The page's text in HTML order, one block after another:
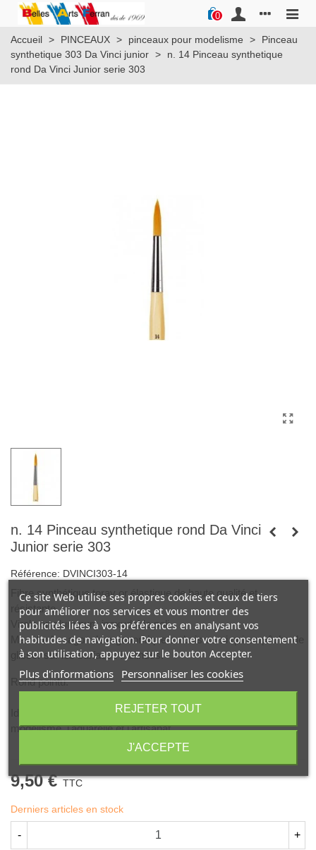
0
Accueil > PINCEAUX > pinceaux pour modelisme >
Pinceau
synthetique 303 Da Vinci junior >
n. 14 Pinceau synthetique
rond Da Vinci Junior serie 303
n. 14 Pinceau synthetique rond Da Vinci
Junior serie 303
Référence: DVINCI303-14
Fibre synthétique toray or élastique de haute qualité et
résistante.
Virole enaluminum inoxydable poli.
Manche hexagonale ergonomique en bois verni qui empêche de
glisser sur les surfaces inclinées.
Rond pointu.
Idéal pour les détails, les retouches et la précision dans le
modélisme, l'aquarelle et l'artisanat.
9,50 € TTC
Derniers articles en stock
- +
Ce site Web utilise ses propres cookies et ceux de tiers
pour améliorer nos services et vous montrer des
publicités liées à vos préférences en analysant vos
habitudes de navigation. Pour donner votre consentement
à son utilisation, appuyez sur le bouton Accepter.
Plus d'informations Personnaliser les cookies
REJETER TOUT
J'ACCEPTE